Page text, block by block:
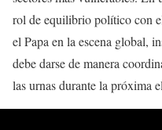
rol de equilibrio político con
el Papa en la escena global,
debe darse de manera
las urnas durante la próxima